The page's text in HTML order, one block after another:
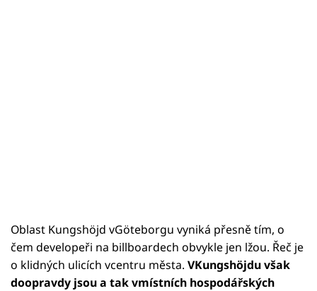
Oblast Kungshöjd vGöteborgu vyniká přesně tím, o
čem developeři na billboardech obvykle jen lžou. Řeč je
o klidných ulicích vcentru města. VKungshöjdu však
doopravdy jsou a tak vmístních hospodářských